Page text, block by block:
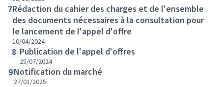
7Rédaction du cahier des charges et de l'ensemble
des documents nécessaires à la consultation pour
le lancement de l'appel d'offre
10/04/2024
8 Publication de l'appel d'offres
25/07/2024
9Notification du marché
27/01/2025